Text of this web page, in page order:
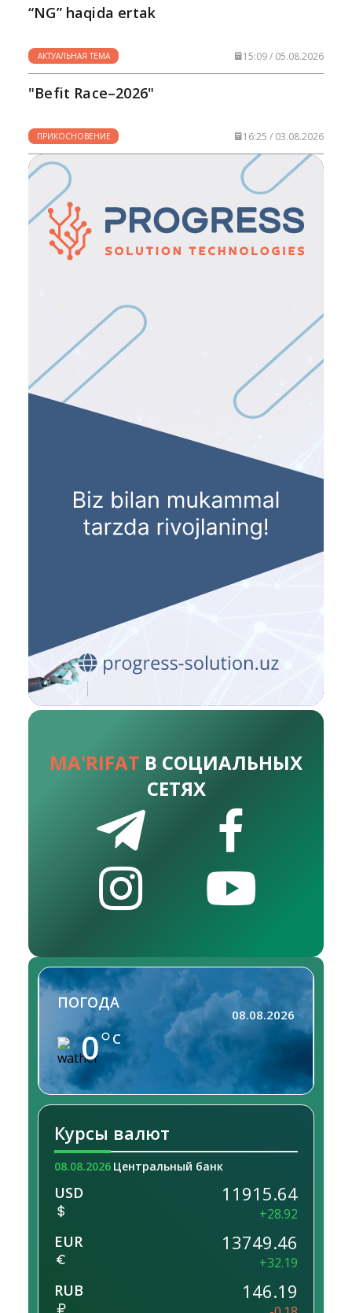
“NG” haqida ertak
АКТУАЛЬНАЯ ТЕМА 15:09 / 05.08.2026
"Befit Race–2026"
ПРИКОСНОВЕНИЕ 16:25 / 03.08.2026
MA'RIFAT В СОЦИАЛЬНЫХ
СЕТЯХ
ПОГОДА
0 C
08.08.2026
Курсы валют
08.08.2026 Центральный банк
USD 11915.64
+28.92
EUR 13749.46
+32.19
RUB 146.19